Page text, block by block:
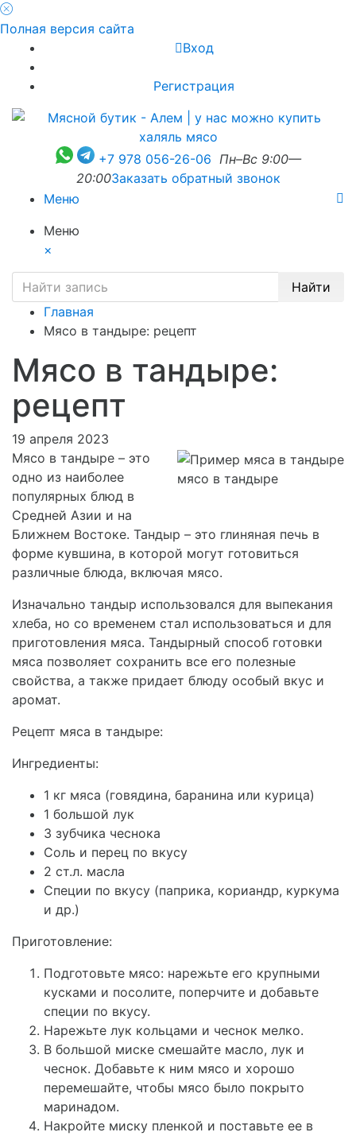
Полная версия сайта
Вход
Регистрация
+7 978 056-26-06 Пн–Вс 9:00—
20:00Заказать обратный звонок
Меню
Меню
×
Найти
Главная
Мясо в тандыре: рецепт
Мясо в тандыре:
рецепт
19 апреля 2023
мясо в тандыре
Мясо в тандыре – это
одно из наиболее
популярных блюд в
Средней Азии и на
Ближнем Востоке. Тандыр – это глиняная печь в
форме кувшина, в которой могут готовиться
различные блюда, включая мясо.
Изначально тандыр использовался для выпекания
хлеба, но со временем стал использоваться и для
приготовления мяса. Тандырный способ готовки
мяса позволяет сохранить все его полезные
свойства, а также придает блюду особый вкус и
аромат.
Рецепт мяса в тандыре:
Ингредиенты:
1 кг мяса (говядина, баранина или курица)
1 большой лук
3 зубчика чеснока
Соль и перец по вкусу
2 ст.л. масла
Специи по вкусу (паприка, кориандр, куркума
и др.)
Приготовление:
Подготовьте мясо: нарежьте его крупными
кусками и посолите, поперчите и добавьте
специи по вкусу.
Нарежьте лук кольцами и чеснок мелко.
В большой миске смешайте масло, лук и
чеснок. Добавьте к ним мясо и хорошо
перемешайте, чтобы мясо было покрыто
маринадом.
Накройте миску пленкой и поставьте ее в